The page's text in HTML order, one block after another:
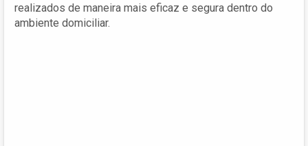
realizados de maneira mais eficaz e segura dentro do
ambiente domiciliar.